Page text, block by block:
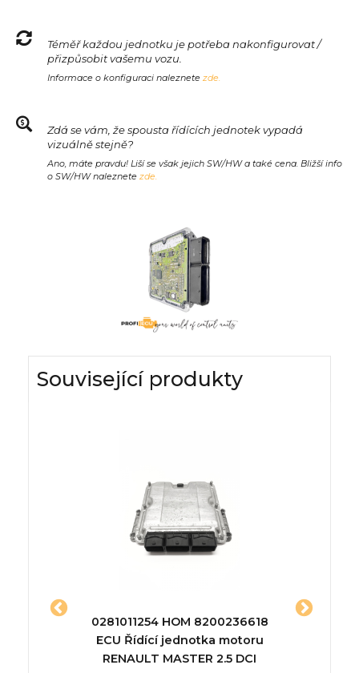
Téměř každou jednotku je potřeba nakonfigurovat /
přizpůsobit vašemu vozu.
Informace o konfiguraci naleznete zde.
Zdá se vám, že spousta řídících jednotek vypadá
vizuálně stejně?
Ano, máte pravdu! Liší se však jejich SW/HW a také cena. Bližší info
o SW/HW naleznete zde.
Související produkty
0281011254 HOM 8200236618
ECU Řídící jednotka motoru
RENAULT MASTER 2.5 DCI